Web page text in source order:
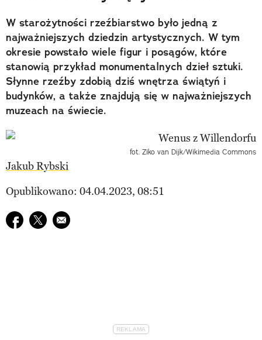
W starożytności rzeźbiarstwo było jedną z
najważniejszych dziedzin artystycznych. W tym
okresie powstało wiele figur i posągów, które
stanowią przykład monumentalnych dzieł sztuki.
Słynne rzeźby zdobią dziś wnętrza świątyń i
budynków, a także znajdują się w najważniejszych
muzeach na świecie.
fot. Ziko van Dijk/Wikimedia Commons
Jakub Rybski
Opublikowano: 04.04.2023, 08:51
Udostępnij na facebook
Udostępnij na twitter
E-mail do przyjaciela